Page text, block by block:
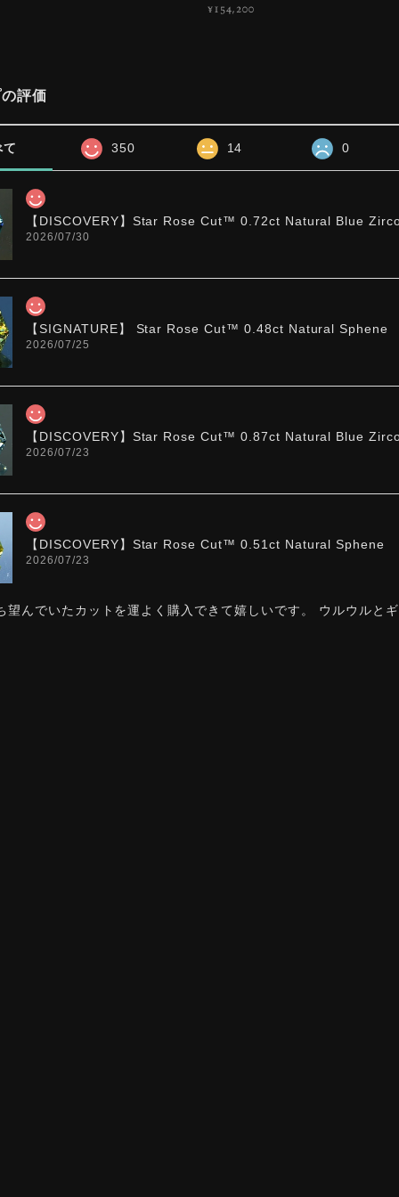
¥154,200
評価
て 350 14 0
【DISCOVERY】Star Rose Cut™️ 0.72ct Natural Blue
2026/07/30
【SIGNATURE】 Star Rose Cut™️ 0.48ct Natural Sphene
2026/07/25
【DISCOVERY】Star Rose Cut™️ 0.87ct Natural Blue
2026/07/23
【DISCOVERY】Star Rose Cut™️ 0.51ct Natural Sphene
2026/07/23
望んでいたカットを運よく購入できて嬉しいです。 ウルウルと